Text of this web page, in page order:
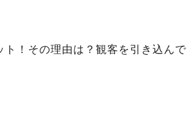
ト！その理由は？観客を引き込んで